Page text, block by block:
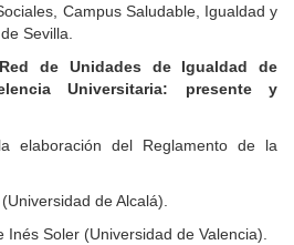
Campus Saludable, Igualdad y
Sevilla.
de Unidades de Igualdad de
Universitaria: presente y
elaboración del Reglamento de la
de Alcalá).
Soler (Universidad de Valencia).